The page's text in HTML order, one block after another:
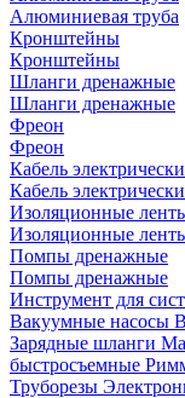
Алюминиевая труба
Кронштейны
Кронштейны
Шланги дренажные
Шланги дренажные
Фреон
Фреон
Кабель
Кабель
Изоляционные
Изоляционные
Помпы дренажные
Помпы дренажные
Инструмент для
Вакуумные насосы
Зарядные шланги
быстросъемные
Труборезы